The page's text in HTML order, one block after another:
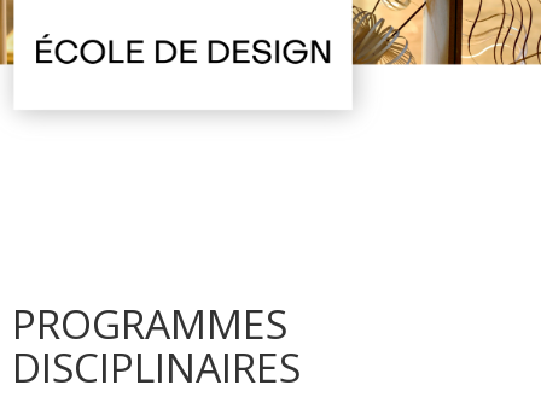
PROGRAMMES
DISCIPLINAIRES